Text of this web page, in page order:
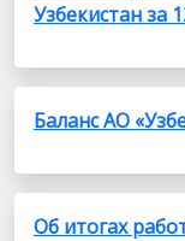
Узбекистан за
Баланс АО
Об итогах